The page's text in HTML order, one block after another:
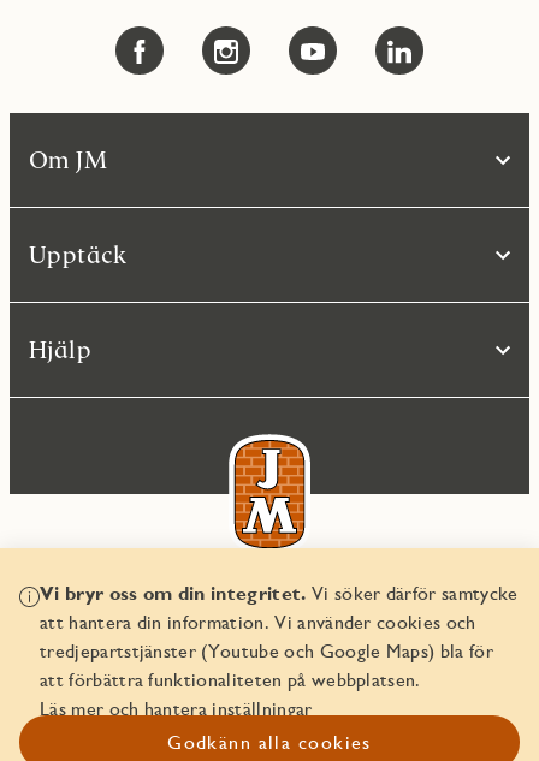
Vi bryr oss om din integritet. Vi söker därför samtycke
att hantera din information. Vi använder cookies och
tredjepartstjänster (Youtube och Google Maps) bla för
att förbättra funktionaliteten på webbplatsen.
Läs mer och hantera inställningar
Godkänn alla cookies
Om JM
Upptäck
Hjälp
© JM AB 2026
Organisationsnummer 556045-2103